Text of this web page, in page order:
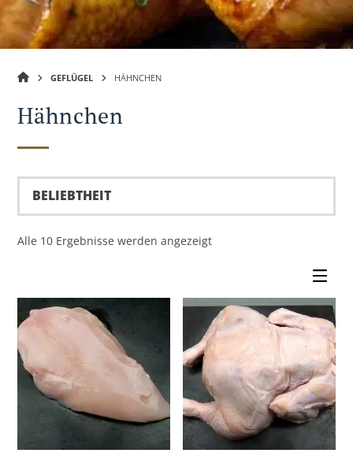
GUT
GEFLÜGEL HÄHNCHEN
Hähnchen
Alle 10 Ergebnisse werden angezeigtNach